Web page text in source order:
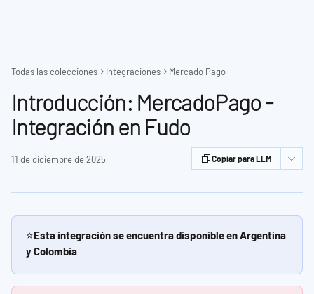
Todas las colecciones Integraciones Mercado Pago
Introducción: MercadoPago -
Integración en Fudo
11 de diciembre de 2025 Copiar para LLM
⭐Esta integración se encuentra disponible en Argentina
y Colombia